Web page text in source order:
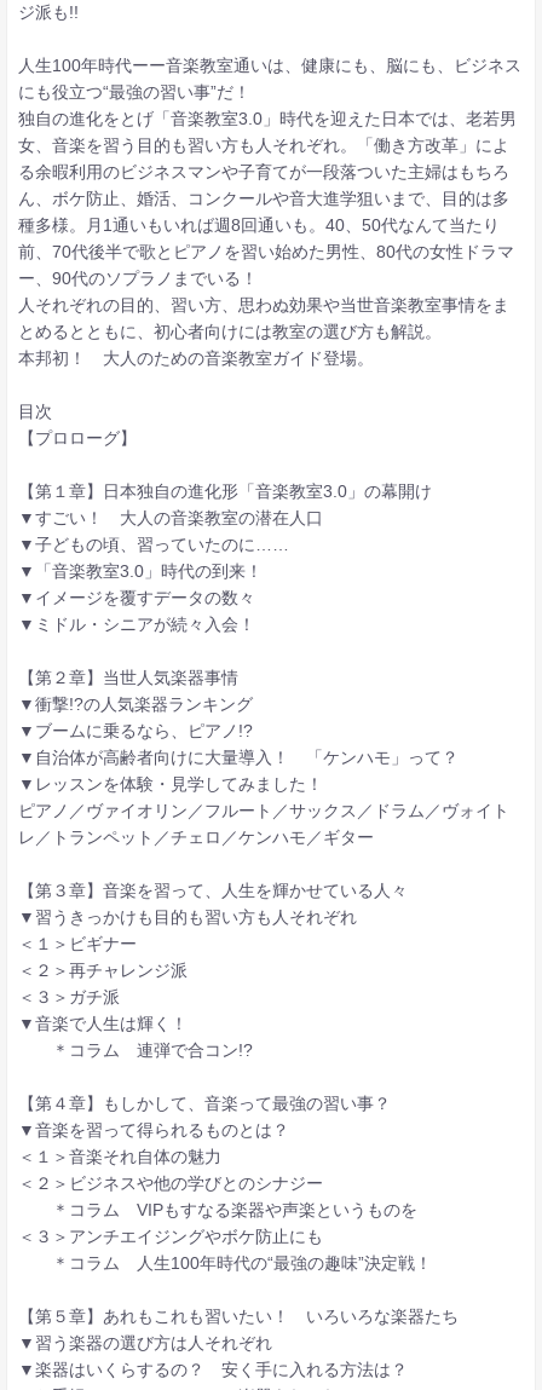
ジ派も!!
人生100年時代ーー音楽教室通いは、健康にも、脳にも、ビジネス
にも役立つ“最強の習い事”だ！
独自の進化をとげ「音楽教室3.0」時代を迎えた日本では、老若男
女、音楽を習う目的も習い方も人それぞれ。「働き方改革」によ
る余暇利用のビジネスマンや子育てが一段落ついた主婦はもちろ
ん、ボケ防止、婚活、コンクールや音大進学狙いまで、目的は多
種多様。月1通いもいれば週8回通いも。40、50代なんて当たり
前、70代後半で歌とピアノを習い始めた男性、80代の女性ドラマ
ー、90代のソプラノまでいる！
人それぞれの目的、習い方、思わぬ効果や当世音楽教室事情をま
とめるとともに、初心者向けには教室の選び方も解説。
本邦初！ 大人のための音楽教室ガイド登場。
目次
【プロローグ】
【第１章】日本独自の進化形「音楽教室3.0」の幕開け
▼すごい！ 大人の音楽教室の潜在人口
▼子どもの頃、習っていたのに……
▼「音楽教室3.0」時代の到来！
▼イメージを覆すデータの数々
▼ミドル・シニアが続々入会！
【第２章】当世人気楽器事情
▼衝撃!?の人気楽器ランキング
▼ブームに乗るなら、ピアノ!?
▼自治体が高齢者向けに大量導入！ 「ケンハモ」って？
▼レッスンを体験・見学してみました！
ピアノ／ヴァイオリン／フルート／サックス／ドラム／ヴォイト
レ／トランペット／チェロ／ケンハモ／ギター
【第３章】音楽を習って、人生を輝かせている人々
▼習うきっかけも目的も習い方も人それぞれ
＜１＞ビギナー
＜２＞再チャレンジ派
＜３＞ガチ派
▼音楽で人生は輝く！
＊コラム 連弾で合コン!?
【第４章】もしかして、音楽って最強の習い事？
▼音楽を習って得られるものとは？
＜１＞音楽それ自体の魅力
＜２＞ビジネスや他の学びとのシナジー
＊コラム VIPもすなる楽器や声楽というものを
＜３＞アンチエイジングやボケ防止にも
＊コラム 人生100年時代の“最強の趣味”決定戦！
【第５章】あれもこれも習いたい！ いろいろな楽器たち
▼習う楽器の選び方は人それぞれ
▼楽器はいくらするの？ 安く手に入れる方法は？